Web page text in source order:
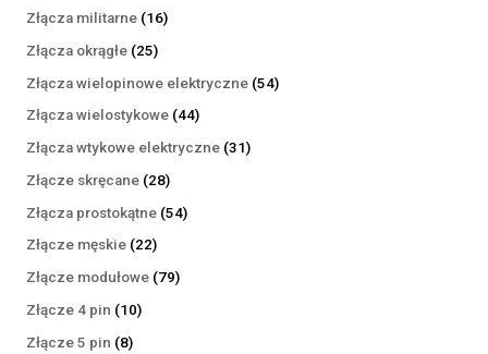
produktów
Złącza militarne 1616
Złącza okrągłe 2525
produktów
Złącza wielopinowe elektryczne 5454
Złącza wielostykowe 4444
produkty
Złącza wtykowe elektryczne 3131
Złącze skręcane 2828
produktów
Złącza prostokątne 5454
Złącze męskie 2222
produkty
Złącze modułowe 7979
Złącze 4 pin 1010
Złącze 5 pin 88